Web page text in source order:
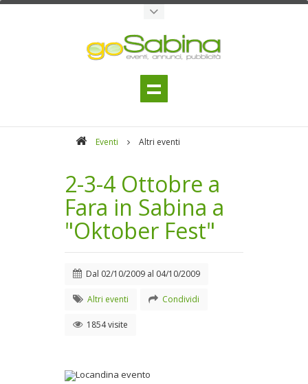
Eventi Altri eventi
2-3-4 Ottobre a
Fara in Sabina a
"Oktober Fest"
Dal 02/10/2009 al 04/10/2009
Altri eventi Condividi
1854 visite